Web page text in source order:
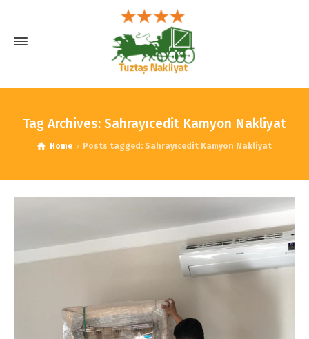
Tag Archives: Sahrayıcedit Kamyon Nakliyat
Home Posts tagged: Sahrayıcedit Kamyon Nakliyat